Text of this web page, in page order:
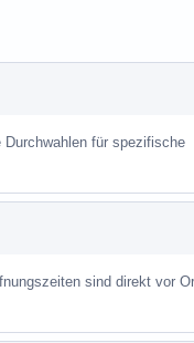
für spezifische
sind direkt vor